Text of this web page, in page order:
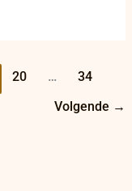
20 … 34
Volgende →